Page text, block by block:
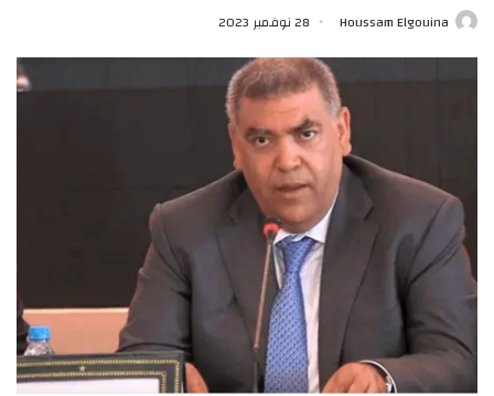
Houssam Elgouina 28 نوفمبر 2023